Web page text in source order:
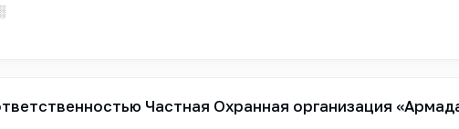
Частная Охранная организация